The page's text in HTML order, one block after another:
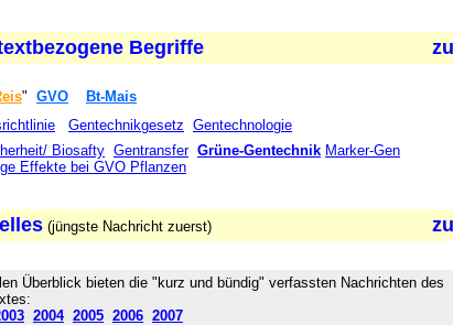
Begriffe
" GVO
Bt-Mais
Gentechnikgesetz Gentechnologie
Biosafty Gentransfer Grüne-Gentechnik Marker-Gen
Effekte bei GVO Pflanzen
(jüngste Nachricht zuerst)
Überblick bieten die "kurz und bündig" verfassten Nachrichten des
2004 2005 2006 2007